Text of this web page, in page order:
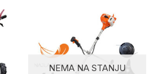
NEMA NA STANJU